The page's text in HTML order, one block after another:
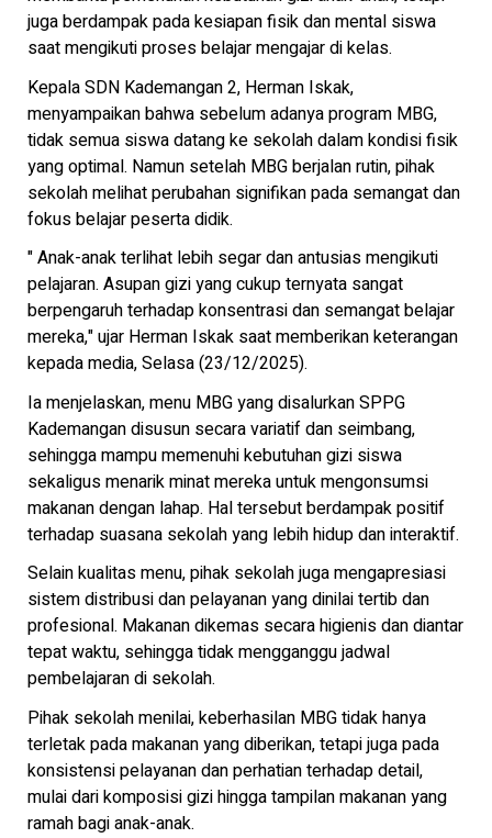
juga berdampak pada kesiapan fisik dan mental siswa
saat mengikuti proses belajar mengajar di kelas.
Kepala SDN Kademangan 2, Herman Iskak,
menyampaikan bahwa sebelum adanya program MBG,
tidak semua siswa datang ke sekolah dalam kondisi fisik
yang optimal. Namun setelah MBG berjalan rutin, pihak
sekolah melihat perubahan signifikan pada semangat dan
fokus belajar peserta didik.
" Anak-anak terlihat lebih segar dan antusias mengikuti
pelajaran. Asupan gizi yang cukup ternyata sangat
berpengaruh terhadap konsentrasi dan semangat belajar
mereka," ujar Herman Iskak saat memberikan keterangan
kepada media, Selasa (23/12/2025).
Ia menjelaskan, menu MBG yang disalurkan SPPG
Kademangan disusun secara variatif dan seimbang,
sehingga mampu memenuhi kebutuhan gizi siswa
sekaligus menarik minat mereka untuk mengonsumsi
makanan dengan lahap. Hal tersebut berdampak positif
terhadap suasana sekolah yang lebih hidup dan interaktif.
Selain kualitas menu, pihak sekolah juga mengapresiasi
sistem distribusi dan pelayanan yang dinilai tertib dan
profesional. Makanan dikemas secara higienis dan diantar
tepat waktu, sehingga tidak mengganggu jadwal
pembelajaran di sekolah.
Pihak sekolah menilai, keberhasilan MBG tidak hanya
terletak pada makanan yang diberikan, tetapi juga pada
konsistensi pelayanan dan perhatian terhadap detail,
mulai dari komposisi gizi hingga tampilan makanan yang
ramah bagi anak-anak.